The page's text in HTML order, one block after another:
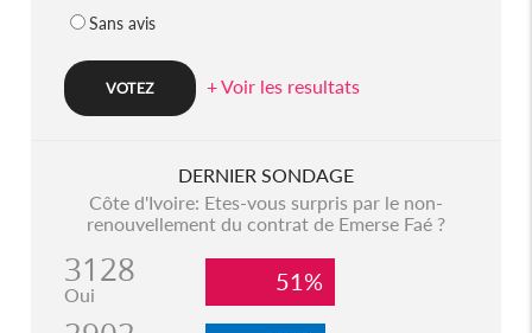
Sans avis
+ Voir les resultats
DERNIER SONDAGE
Côte d'Ivoire: Etes-vous surpris par le non-
renouvellement du contrat de Emerse Faé ?
3128
Oui 51%